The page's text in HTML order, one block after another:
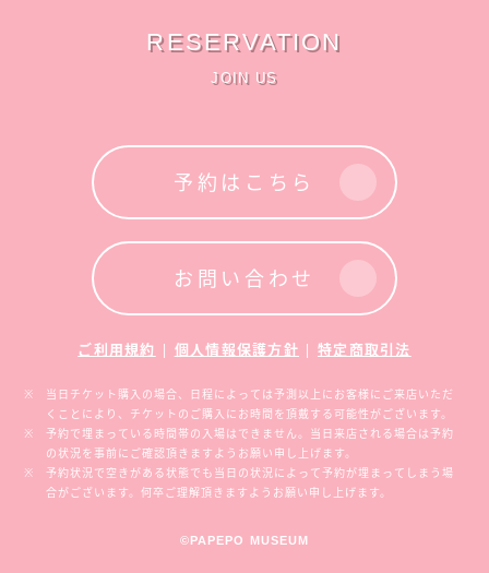
RESERVATION
JOIN US
予約はこちら
お問い合わせ
ご利用規約 | 個人情報保護方針 | 特定商取引法
当日チケット購入の場合、日程によっては予測以上にお客様にご来店いただ
くことにより、チケットのご購入にお時間を頂戴する可能性がございます。
予約で埋まっている時間帯の入場はできません。当日来店される場合は予約
の状況を事前にご確認頂きますようお願い申し上げます。
予約状況で空きがある状態でも当日の状況によって予約が埋まってしまう場
合がございます。何卒ご理解頂きますようお願い申し上げます。
©PAPEPO MUSEUM